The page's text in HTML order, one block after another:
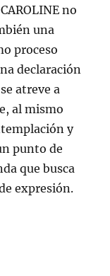
no
una
proceso
declaración
atreve a
al mismo
y
punto de
que busca
expresión.